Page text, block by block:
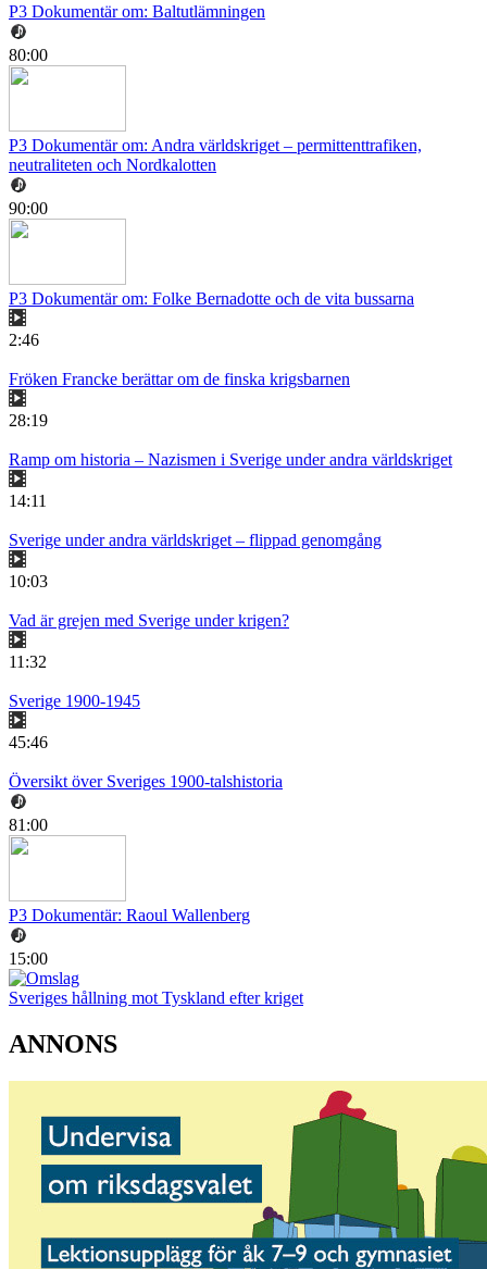
P3 Dokumentär om: Baltutlämningen
80:00
P3 Dokumentär om: Andra världskriget – permittenttrafiken,
neutraliteten och Nordkalotten
90:00
P3 Dokumentär om: Folke Bernadotte och de vita bussarna
2:46
Fröken Francke berättar om de finska krigsbarnen
28:19
Ramp om historia – Nazismen i Sverige under andra världskriget
14:11
Sverige under andra världskriget – flippad genomgång
10:03
Vad är grejen med Sverige under krigen?
11:32
Sverige 1900-1945
45:46
Översikt över Sveriges 1900-talshistoria
81:00
P3 Dokumentär: Raoul Wallenberg
15:00
Sveriges hållning mot Tyskland efter kriget
ANNONS